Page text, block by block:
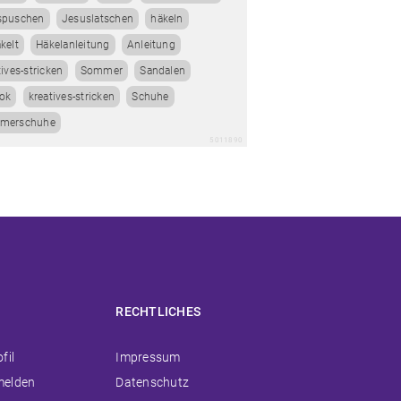
Jesuslatschen häkeln
Häkelanleitung Anleitung
stricken Sommer Sandalen
kreatives-stricken Schuhe
RECHTLICHES
Navigation
überspringen
Impressum
Datenschutz